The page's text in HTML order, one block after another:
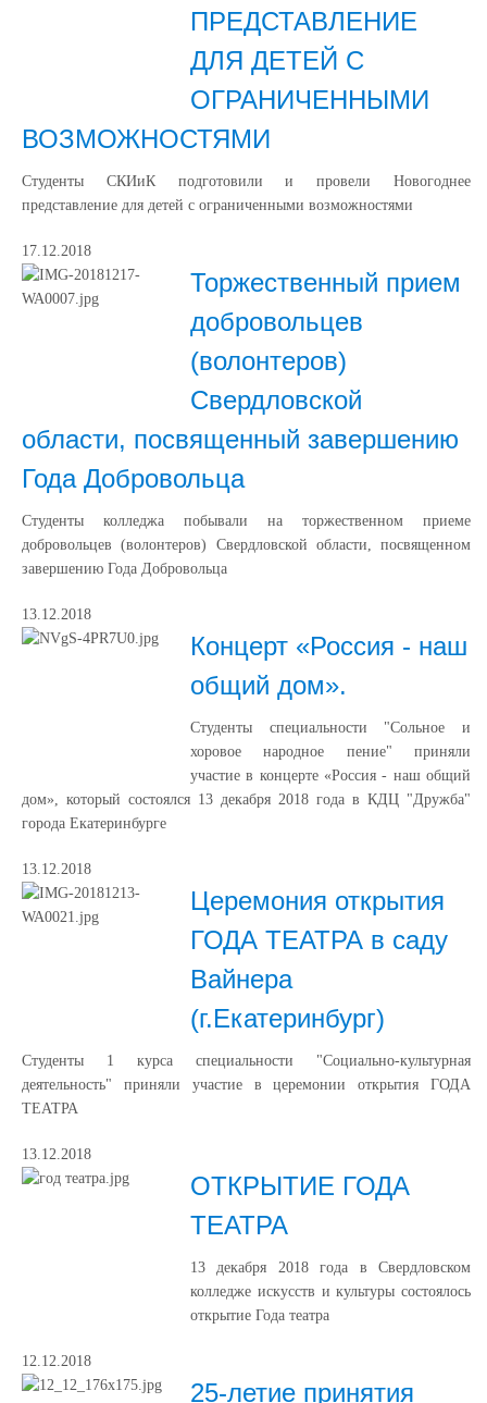
ПРЕДСТАВЛЕНИЕ
ДЛЯ ДЕТЕЙ С
ОГРАНИЧЕННЫМИ
ВОЗМОЖНОСТЯМИ
Студенты СКИиК подготовили и провели Новогоднее
представление для детей с ограниченными возможностями
17.12.2018
Торжественный прием
добровольцев
(волонтеров)
Свердловской
области, посвященный завершению
Года Добровольца
Студенты колледжа побывали на торжественном приеме
добровольцев (волонтеров) Свердловской области, посвященном
завершению Года Добровольца
13.12.2018
Концерт «Россия - наш
общий дом».
Студенты специальности "Сольное и
хоровое народное пение" приняли
участие в концерте «Россия - наш общий
дом», который состоялся 13 декабря 2018 года в КДЦ "Дружба"
города Екатеринбурге
13.12.2018
Церемония открытия
ГОДА ТЕАТРА в саду
Вайнера
(г.Екатеринбург)
Студенты 1 курса специальности "Социально-культурная
деятельность" приняли участие в церемонии открытия ГОДА
ТЕАТРА
13.12.2018
ОТКРЫТИЕ ГОДА
ТЕАТРА
13 декабря 2018 года в Свердловском
колледже искусств и культуры состоялось
открытие Года театра
12.12.2018
25-летие принятия